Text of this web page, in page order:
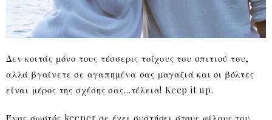
Δεν κοιτάς μόνο τους τέσσερις τοίχους του σπιτιού του,
αλλά βγαίνετε σε αγαπημένα σας μαγαζιά και οι βόλτες
είναι μέρος της σχέσης σας…τέλεια! Keep it up.
Ένας σωστός keeper σε έχει συστήσει στους φίλους του